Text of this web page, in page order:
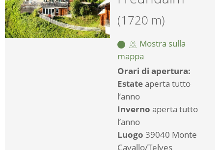
(1720 m)
Mostra sulla
mappa
Orari di apertura:
Estateaperta tutto
l’anno
Inverno aperta tutto
l’anno
Luogo 39040 Monte
Cavallo/Telves